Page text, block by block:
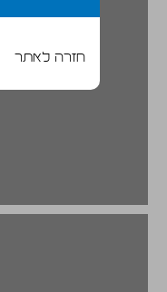
חזרה לאתר
זמן ומציאות על המנהג לחגוג ימי הולדת ... 17